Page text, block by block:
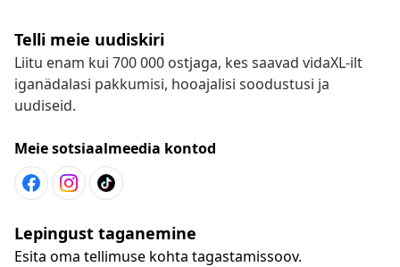
Telli meie uudiskiri
Liitu enam kui 700 000 ostjaga, kes saavad vidaXL-ilt
iganädalasi pakkumisi, hooajalisi soodustusi ja
uudiseid.
Meie sotsiaalmeedia kontod
Lepingust taganemine
Esita oma tellimuse kohta tagastamissoov.